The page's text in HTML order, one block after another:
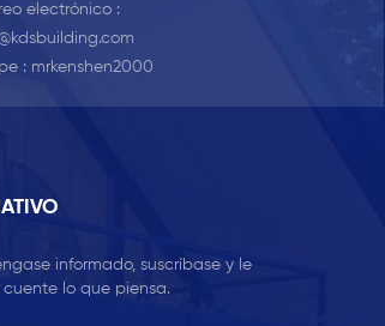
electrónico :
: mrkenshen2000
informado, suscríbase y le
lo que piensa.